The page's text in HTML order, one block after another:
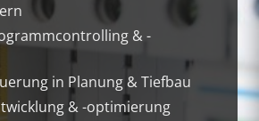
& -
in Planung & Tiefbau
& -optimierung